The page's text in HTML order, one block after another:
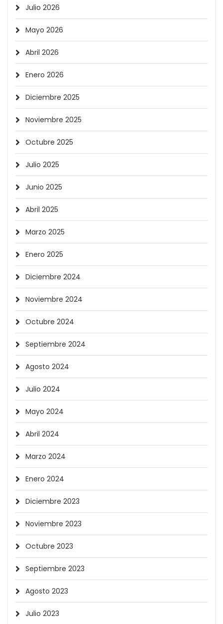
Julio 2026
Mayo 2026
Abril 2026
Enero 2026
Diciembre 2025
Noviembre 2025
Octubre 2025
Julio 2025
Junio 2025
Abril 2025
Marzo 2025
Enero 2025
Diciembre 2024
Noviembre 2024
Octubre 2024
Septiembre 2024
Agosto 2024
Julio 2024
Mayo 2024
Abril 2024
Marzo 2024
Enero 2024
Diciembre 2023
Noviembre 2023
Octubre 2023
Septiembre 2023
Agosto 2023
Julio 2023